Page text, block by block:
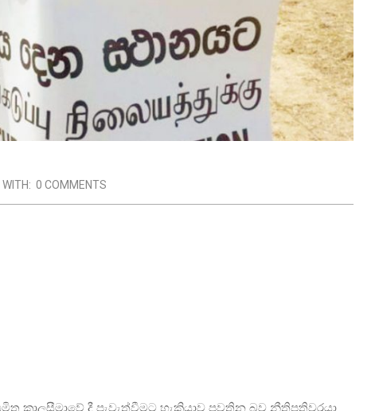
WITH: 0 COMMENTS
කාලසීමාවේ දී පැවැත්වීමට හැකියාව පවතින බව නීතිපතිවරයා